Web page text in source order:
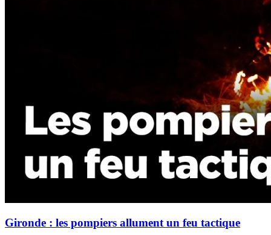
Gironde : les pompiers allument un feu tactique